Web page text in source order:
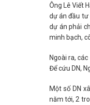
Ông Lê Viết
dự án đầu tư
dự án phải
minh bạch,
Ngoài ra,
Để cứu DN,
Một số DN
năm tới, 2